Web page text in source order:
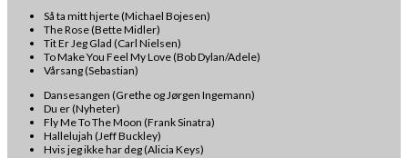
Så ta mitt hjerte (Michael Bojesen)
The Rose (Bette Midler)
Tit Er Jeg Glad (Carl Nielsen)
To Make You Feel My Love (Bob Dylan/Adele)
Vårsang (Sebastian)
Dansesangen (Grethe og Jørgen Ingemann)
Du er (Nyheter)
Fly Me To The Moon (Frank Sinatra)
Hallelujah (Jeff Buckley)
Hvis jeg ikke har deg (Alicia Keys)